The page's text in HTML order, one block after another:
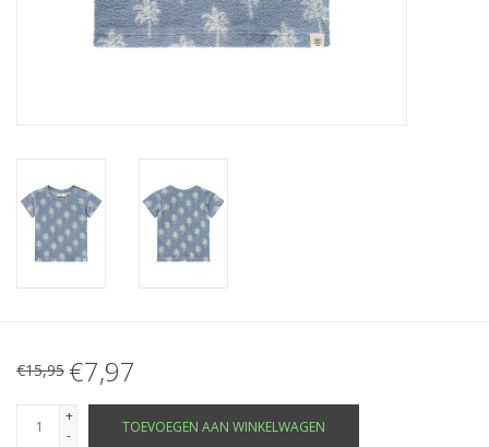
Cadeaubon
€15,95 €7,97
+
-
TOEVOEGEN AAN WINKELWAGEN